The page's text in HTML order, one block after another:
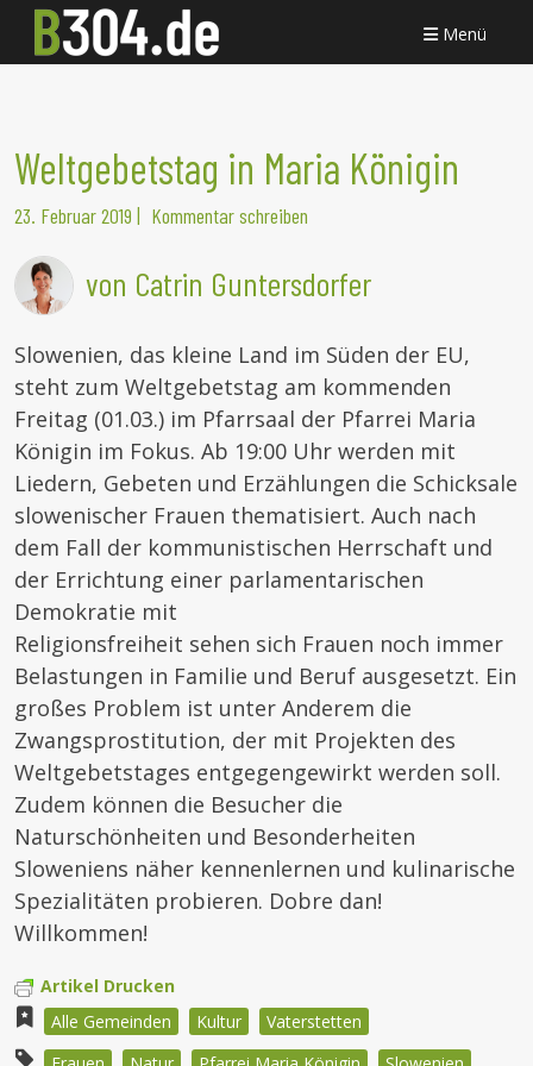
Menü
Weltgebetstag in Maria Königin
23. Februar 2019 | Kommentar schreiben
von Catrin Guntersdorfer
Slowenien, das kleine Land im Süden der EU,
steht zum Weltgebetstag am kommenden
Freitag (01.03.) im Pfarrsaal der Pfarrei Maria
Königin im Fokus. Ab 19:00 Uhr werden mit
Liedern, Gebeten und Erzählungen die Schicksale
slowenischer Frauen thematisiert. Auch nach
dem Fall der kommunistischen Herrschaft und
der Errichtung einer parlamentarischen
Demokratie mit
Religionsfreiheit sehen sich Frauen noch immer
Belastungen in Familie und Beruf ausgesetzt. Ein
großes Problem ist unter Anderem die
Zwangsprostitution, der mit Projekten des
Weltgebetstages entgegengewirkt werden soll.
Zudem können die Besucher die
Naturschönheiten und Besonderheiten
Sloweniens näher kennenlernen und kulinarische
Spezialitäten probieren. Dobre dan!
Willkommen!
Artikel Drucken
Alle Gemeinden
Kultur
Vaterstetten